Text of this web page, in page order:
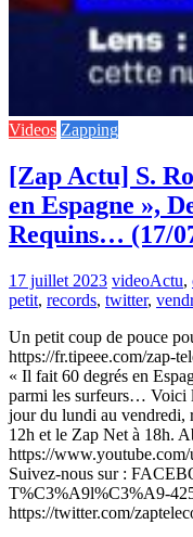
Videos Zapping
[Zap Actu] S.
en Espagne »,
Requins… (17/
17 juillet 2023 videoActu,
petit, records, twitter,
Un petit coup de pouce
https://fr.tipeee.com/zap-
« Il fait 60 degrés en
parmi les surfeurs… Voici
jour du lundi au vendredi,
12h et le Zap Net à 18h.
https://www.youtube.com/
Suivez-nous sur :
T%C3%A9l%C3%A9-
https://twitter.com/